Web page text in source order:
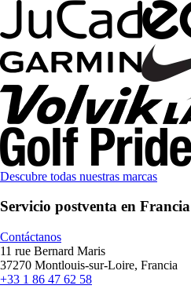
Descubre todas nuestras marcas
Servicio postventa en Francia
Contáctanos
11 rue Bernard Maris
37270 Montlouis-sur-Loire, Francia
+33 1 86 47 62 58